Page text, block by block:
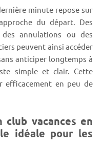
minute repose sur
du départ. Des
annulations ou des
peuvent ainsi accéder
anticiper longtemps à
simple et clair. Cette
efficacement en peu de
vacances en
idéale pour les